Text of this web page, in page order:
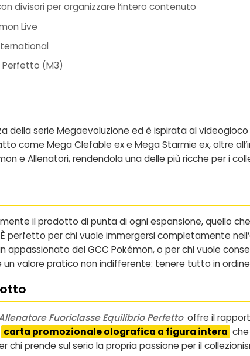
divisori per organizzare l’intero contenuto
Live
Perfetto (M3)
della serie Megaevoluzione ed è ispirata al videogioco
come Mega Clefable ex e Mega Starmie ex, oltre
e Allenatori, rendendola una delle più ricche per i
il prodotto di punta di ogni espansione, quello
perfetto per chi vuole immergersi completamente
del GCC Pokémon, o per chi vuole
valore pratico non indifferente: tenere tutto in
Fuoriclasse Equilibrio Perfetto offre il
carta promozionale olografica a figura intera
chi prende sul serio la propria passione per il